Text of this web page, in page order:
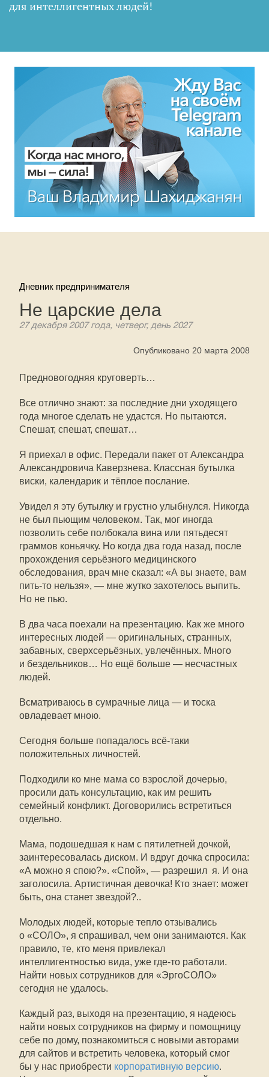
для интеллигентных людей!
Дневник предпринимателя
Не царские дела
27 декабря 2007 года, четверг, день 2027
Опубликовано 20 марта 2008
Предновогодняя круговерть…
Все отлично знают: за последние дни уходящего
года многое сделать не удастся. Но пытаются.
Спешат, спешат, спешат…
Я приехал в офис. Передали пакет от Александра
Александровича Каверзнева. Классная бутылка
виски, календарик и тёплое послание.
Увидел я эту бутылку и грустно улыбнулся. Никогда
не был пьющим человеком. Так, мог иногда
позволить себе полбокала вина или пятьдесят
граммов коньячку. Но когда два года назад, после
прохождения серьёзного медицинского
обследования, врач мне сказал: «А вы знаете, вам
пить-то нельзя», — мне жутко захотелось выпить.
Но не пью.
В два часа поехали на презентацию. Как же много
интересных людей — оригинальных, странных,
забавных, сверхсерьёзных, увлечённых. Много
и бездельников… Но ещё больше — несчастных
людей.
Всматриваюсь в сумрачные лица — и тоска
овладевает мною.
Сегодня больше попадалось всё-таки
положительных личностей.
Подходили ко мне мама со взрослой дочерью,
просили дать консультацию, как им решить
семейный конфликт. Договорились встретиться
отдельно.
Мама, подошедшая к нам с пятилетней дочкой,
заинтересовалась диском. И вдруг дочка спросила:
«А можно я спою?». «Спой», — разрешил я. И она
заголосила. Артистичная девочка! Кто знает: может
быть, она станет звездой?..
Молодых людей, которые тепло отзывались
о «СОЛО», я спрашивал, чем они занимаются. Как
правило, те, кто меня привлекал
интеллигентностью вида, уже где-то работали.
Найти новых сотрудников для «ЭргоСОЛО»
сегодня не удалось.
Каждый раз, выходя на презентацию, я надеюсь
найти новых сотрудников на фирму и помощницу
себе по дому, познакомиться с новыми авторами
для сайтов и встретить человека, который смог
бы у нас приобрести корпоративную версию.